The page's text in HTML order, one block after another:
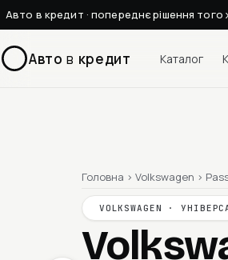
Авто в кредит · попереднє рішення того
Авто в кредит Каталог
Головна › Volkswagen ›
VOLKSWAGEN ·